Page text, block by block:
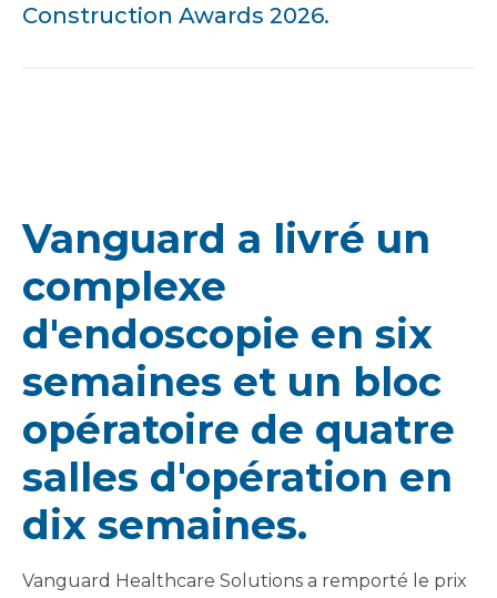
Construction Awards 2026.
Vanguard a livré un
complexe
d'endoscopie en six
semaines et un bloc
opératoire de quatre
salles d'opération en
dix semaines.
Vanguard Healthcare Solutions a remporté le prix